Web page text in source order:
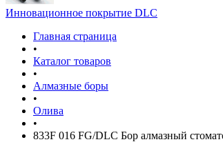
Инновационное покрытие DLC
Главная страница
•
Каталог товаров
•
Алмазные боры
•
Олива
•
833F 016 FG/DLC Бор алмазный